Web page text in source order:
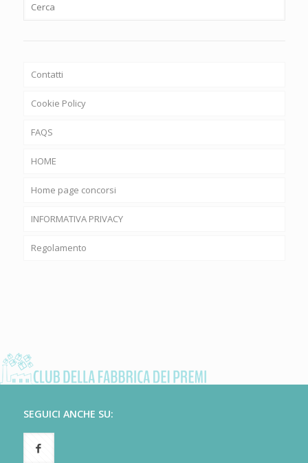
Contatti
Cookie Policy
FAQS
HOME
Home page concorsi
INFORMATIVA PRIVACY
Regolamento
SEGUICI ANCHE SU: